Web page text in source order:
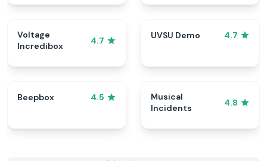
Voltage
Incredibox
4.7
UVSU Demo 4.7
Beepbox 4.5
Musical
Incidents
4.8